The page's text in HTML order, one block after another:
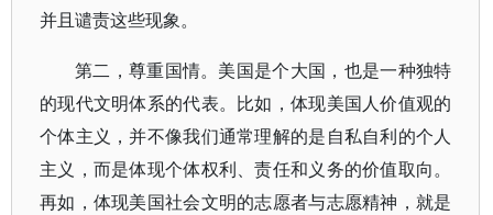
并且谴责这些现象。
第二，尊重国情。美国是个大国，也是一种独特
的现代文明体系的代表。比如，体现美国人价值观的
个体主义，并不像我们通常理解的是自私自利的个人
主义，而是体现个体权利、责任和义务的价值取向。
再如，体现美国社会文明的志愿者与志愿精神，就是